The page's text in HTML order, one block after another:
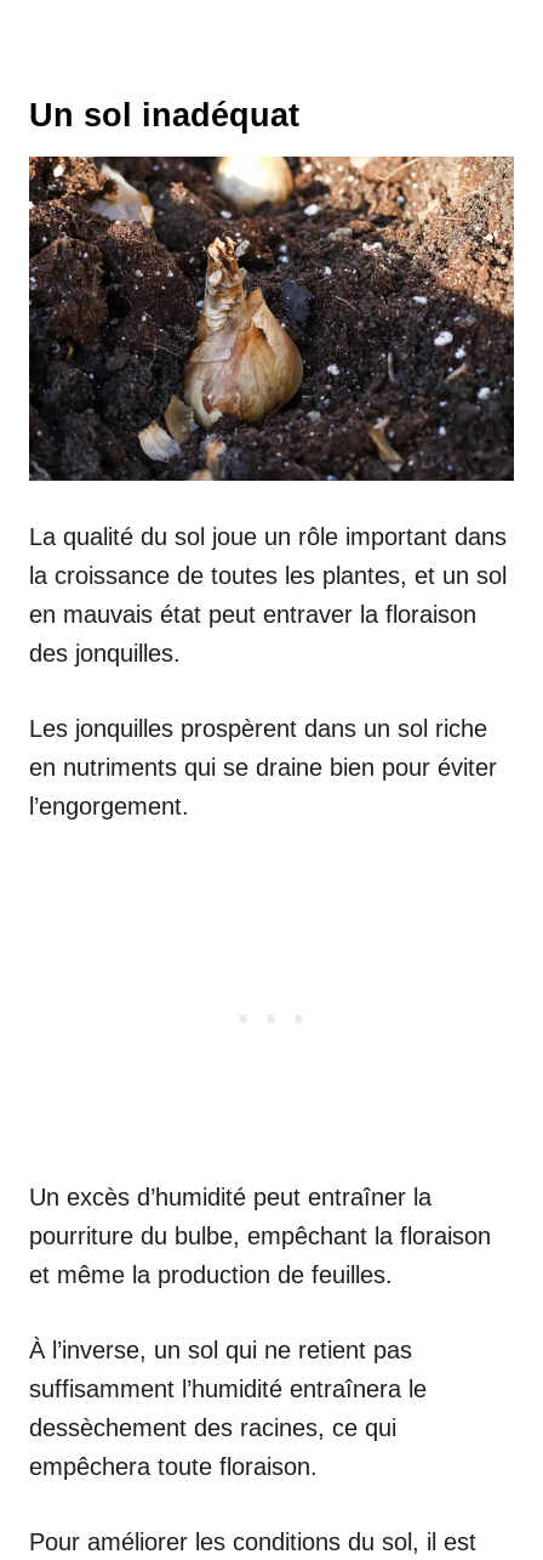
Un sol inadéquat
La qualité du sol joue un rôle important dans
la croissance de toutes les plantes, et un sol
en mauvais état peut entraver la floraison
des jonquilles.
Les jonquilles prospèrent dans un sol riche
en nutriments qui se draine bien pour éviter
l’engorgement.
Un excès d’humidité peut entraîner la
pourriture du bulbe, empêchant la floraison
et même la production de feuilles.
À l’inverse, un sol qui ne retient pas
suffisamment l’humidité entraînera le
dessèchement des racines, ce qui
empêchera toute floraison.
Pour améliorer les conditions du sol, il est